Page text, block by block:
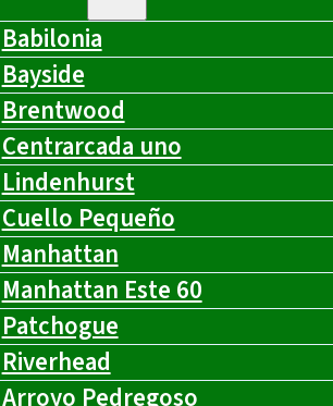
Babilonia
Bayside
Brentwood
Centrarcada uno
Lindenhurst
Cuello Pequeño
Manhattan
Manhattan Este 60
Patchogue
Riverhead
Arroyo Pedregoso